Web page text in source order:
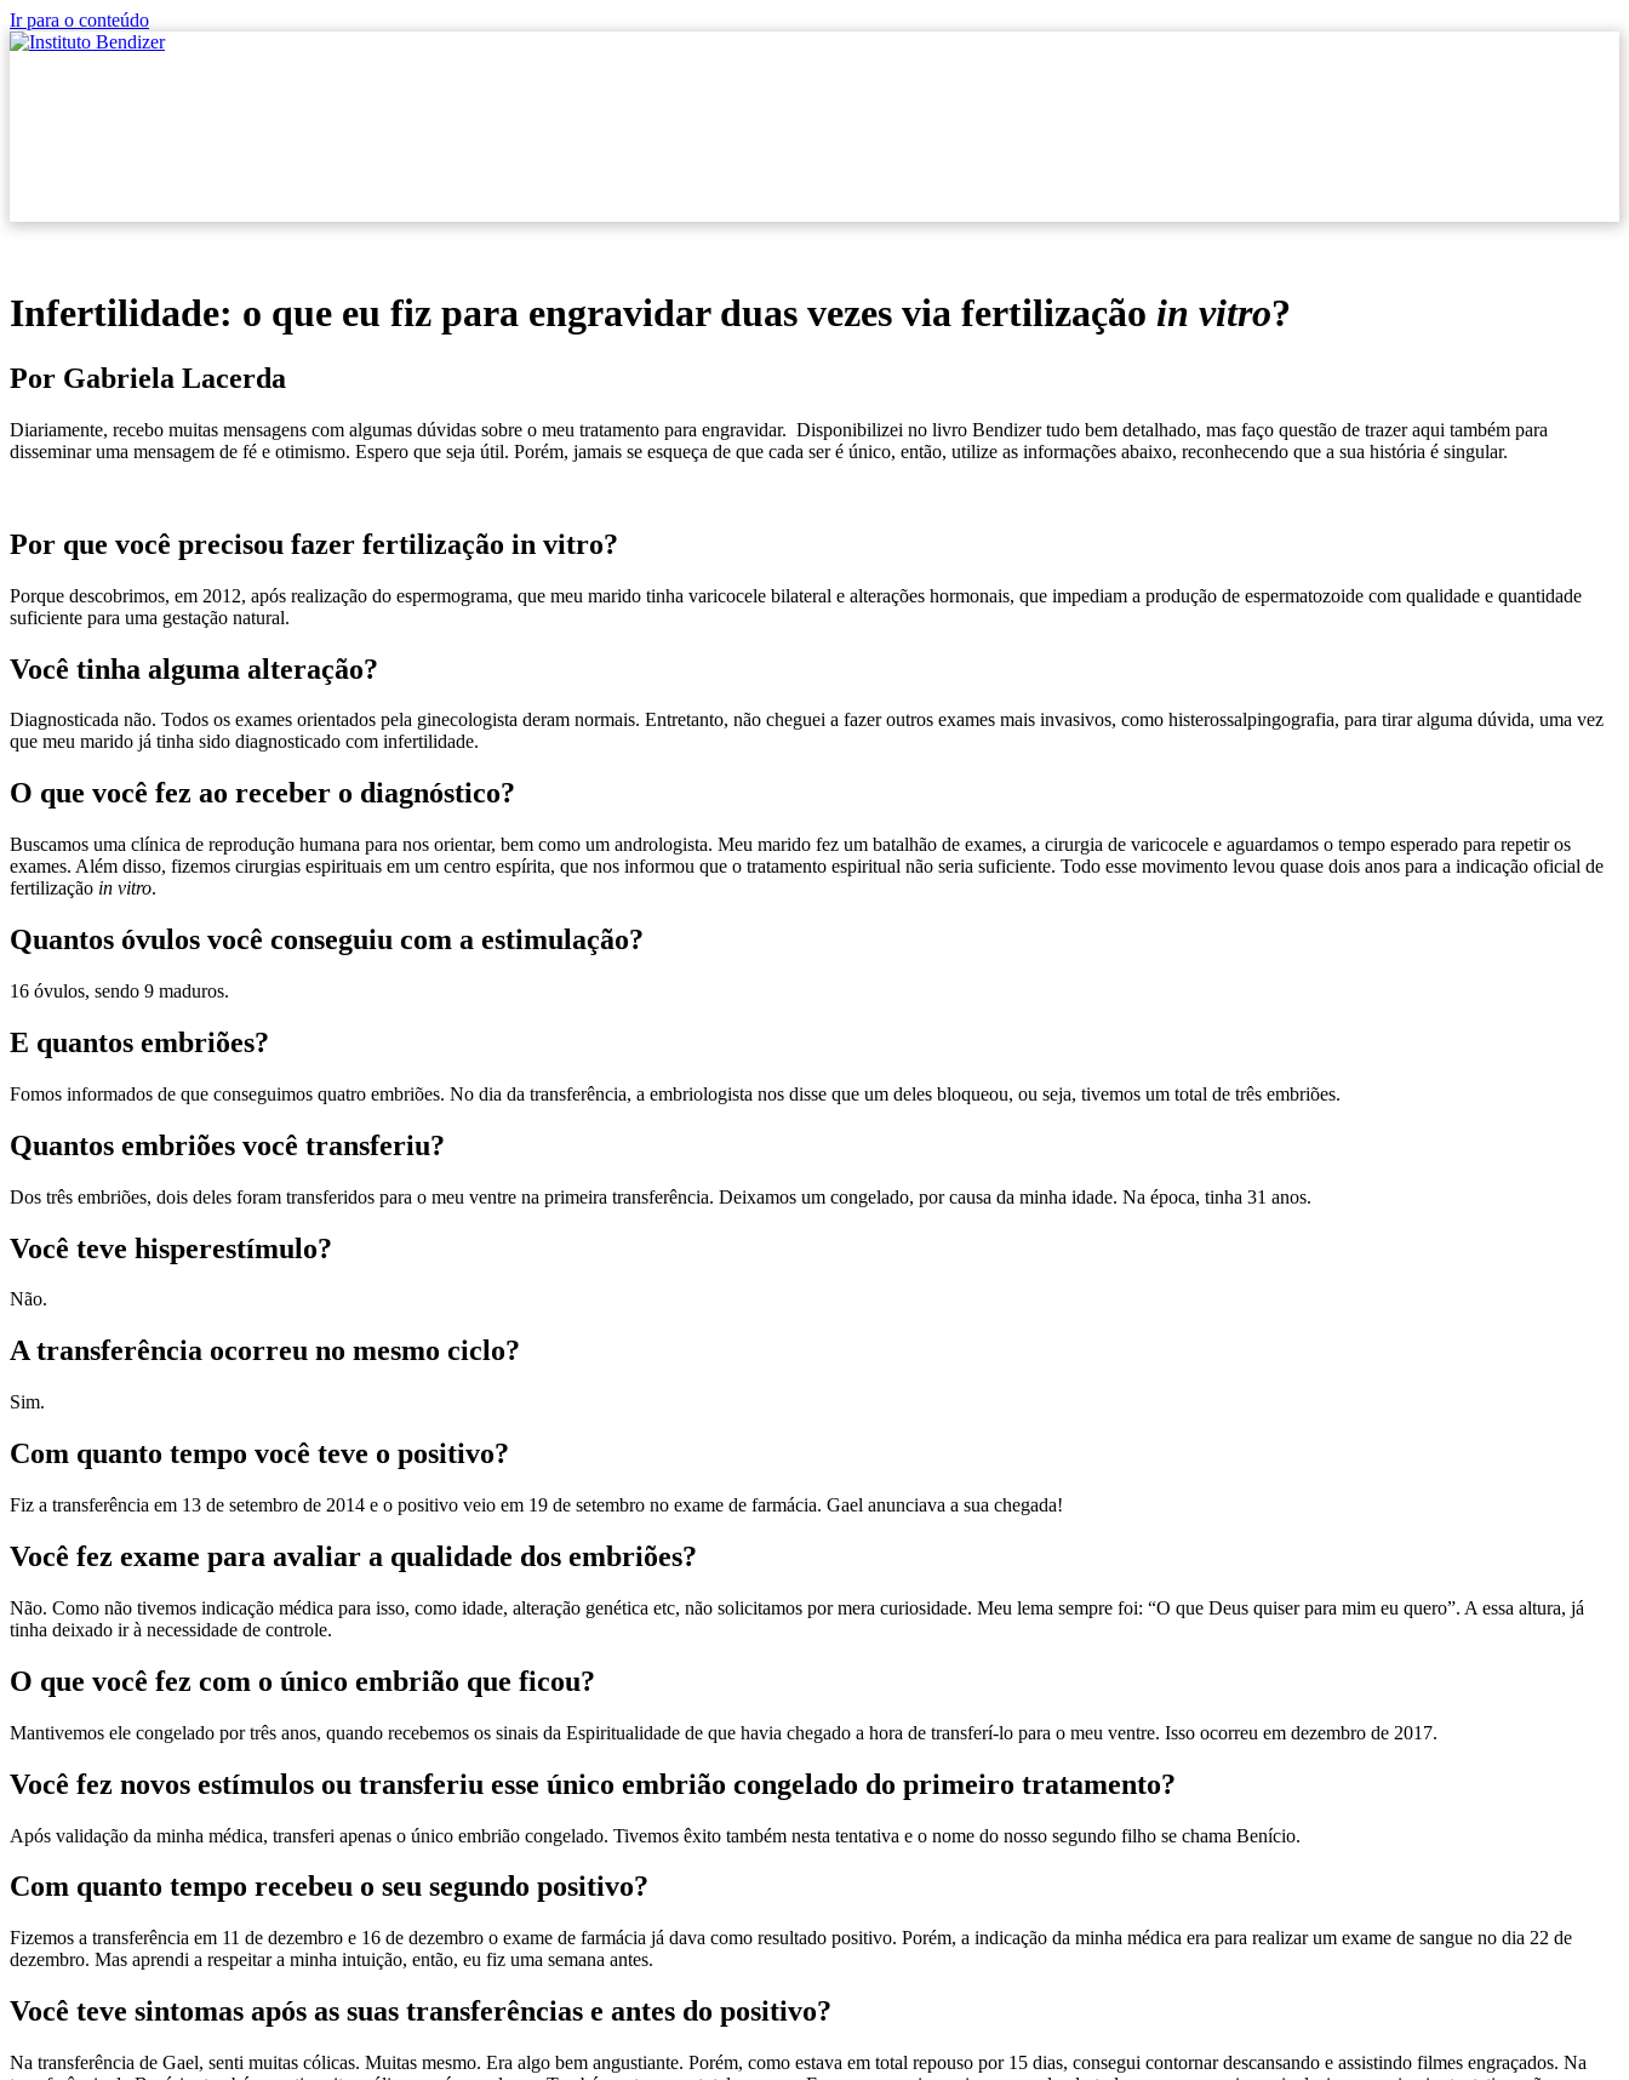
Ir para o conteúdo
Infertilidade: o que eu fiz para engravidar duas vezes via fertilização in vitro?
Por Gabriela Lacerda
Diariamente, recebo muitas mensagens com algumas dúvidas sobre o meu tratamento para engravidar. Disponibilizei no livro Bendizer tudo bem detalhado, mas faço questão de trazer aqui também para
disseminar uma mensagem de fé e otimismo. Espero que seja útil. Porém, jamais se esqueça de que cada ser é único, então, utilize as informações abaixo, reconhecendo que a sua história é singular.
Por que você precisou fazer fertilização in vitro?
Porque descobrimos, em 2012, após realização do espermograma, que meu marido tinha varicocele bilateral e alterações hormonais, que impediam a produção de espermatozoide com qualidade e quantidade
suficiente para uma gestação natural.
Você tinha alguma alteração?
Diagnosticada não. Todos os exames orientados pela ginecologista deram normais. Entretanto, não cheguei a fazer outros exames mais invasivos, como histerossalpingografia, para tirar alguma dúvida, uma vez
que meu marido já tinha sido diagnosticado com infertilidade.
O que você fez ao receber o diagnóstico?
Buscamos uma clínica de reprodução humana para nos orientar, bem como um andrologista. Meu marido fez um batalhão de exames, a cirurgia de varicocele e aguardamos o tempo esperado para repetir os
exames. Além disso, fizemos cirurgias espirituais em um centro espírita, que nos informou que o tratamento espiritual não seria suficiente. Todo esse movimento levou quase dois anos para a indicação oficial de
fertilização in vitro.
Quantos óvulos você conseguiu com a estimulação?
16 óvulos, sendo 9 maduros.
E quantos embriões?
Fomos informados de que conseguimos quatro embriões. No dia da transferência, a embriologista nos disse que um deles bloqueou, ou seja, tivemos um total de três embriões.
Quantos embriões você transferiu?
Dos três embriões, dois deles foram transferidos para o meu ventre na primeira transferência. Deixamos um congelado, por causa da minha idade. Na época, tinha 31 anos.
Você teve hisperestímulo?
Não.
A transferência ocorreu no mesmo ciclo?
Sim.
Com quanto tempo você teve o positivo?
Fiz a transferência em 13 de setembro de 2014 e o positivo veio em 19 de setembro no exame de farmácia. Gael anunciava a sua chegada!
Você fez exame para avaliar a qualidade dos embriões?
Não. Como não tivemos indicação médica para isso, como idade, alteração genética etc, não solicitamos por mera curiosidade. Meu lema sempre foi: “O que Deus quiser para mim eu quero”. A essa altura, já
tinha deixado ir à necessidade de controle.
O que você fez com o único embrião que ficou?
Mantivemos ele congelado por três anos, quando recebemos os sinais da Espiritualidade de que havia chegado a hora de transferí-lo para o meu ventre. Isso ocorreu em dezembro de 2017.
Você fez novos estímulos ou transferiu esse único embrião congelado do primeiro tratamento?
Após validação da minha médica, transferi apenas o único embrião congelado. Tivemos êxito também nesta tentativa e o nome do nosso segundo filho se chama Benício.
Com quanto tempo recebeu o seu segundo positivo?
Fizemos a transferência em 11 de dezembro e 16 de dezembro o exame de farmácia já dava como resultado positivo. Porém, a indicação da minha médica era para realizar um exame de sangue no dia 22 de
dezembro. Mas aprendi a respeitar a minha intuição, então, eu fiz uma semana antes.
Você teve sintomas após as suas transferências e antes do positivo?
Na transferência de Gael, senti muitas cólicas. Muitas mesmo. Era algo bem angustiante. Porém, como estava em total repouso por 15 dias, consegui contornar descansando e assistindo filmes engraçados. Na